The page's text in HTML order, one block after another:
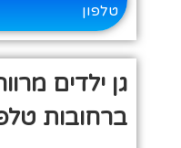
טלפון
גן ילדים
ברחובות